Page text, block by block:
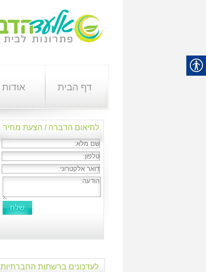
דף הבית אודות
לתיאום הדברה / הצעת מחיר
לעדכונים ברשתות החברתיות